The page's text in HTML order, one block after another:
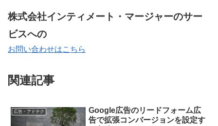
株式会社インティメート・マージャーのサー
ビスへの
お問い合わせはこちら
関連記事
広告・アドテク
Google広告のリードフォーム広
告で拡張コンバージョンを設定す